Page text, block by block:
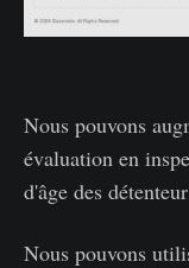
Nous pouvons
évaluation en
d'âge des
Nous pouvons